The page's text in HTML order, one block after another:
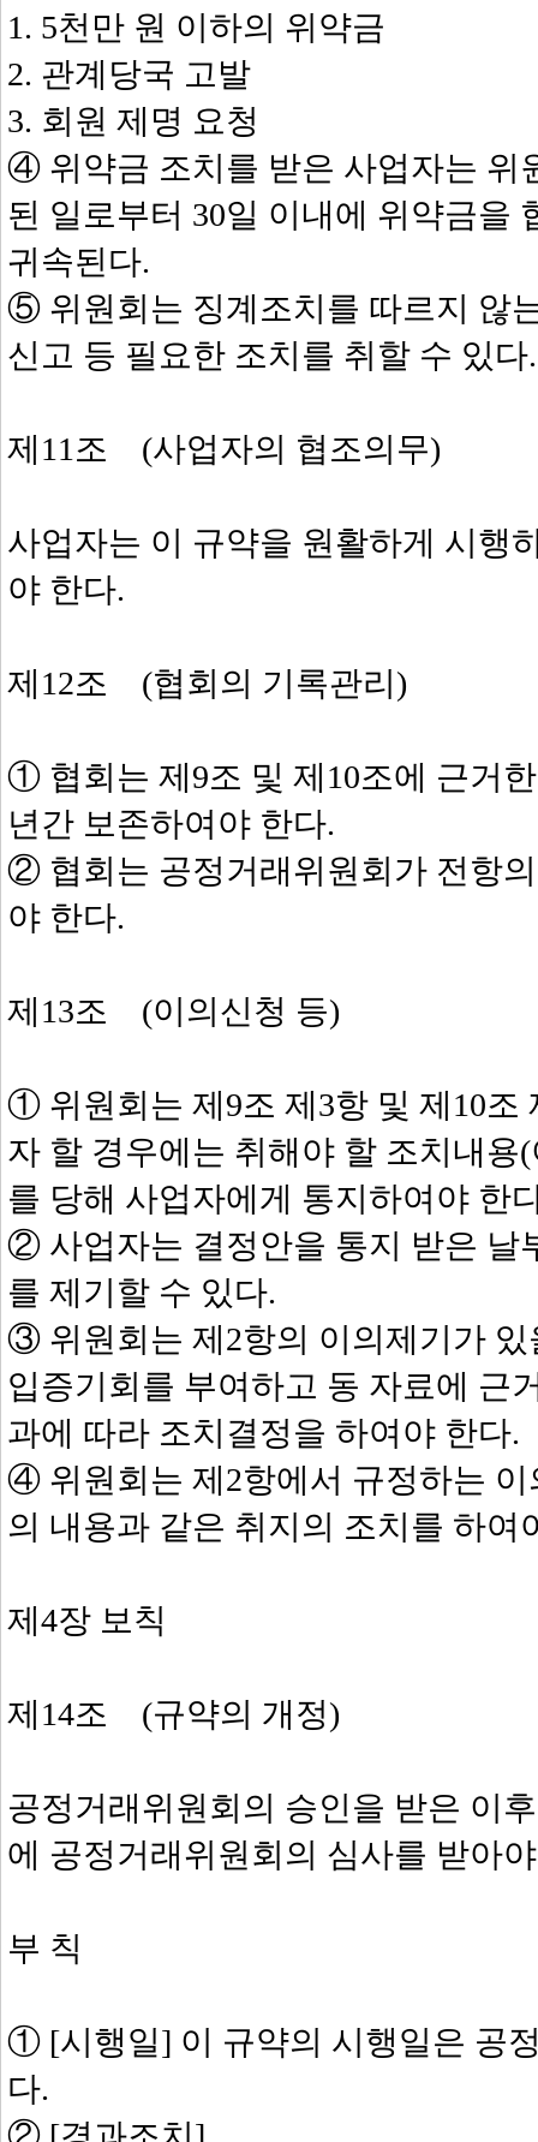
1. 5천만 원 이하의 위약금
2. 관계당국 고발
3. 회원 제명 요청
④ 위약금 조치를 받은 사업자는 위
된 일로부터 30일 이내에 위약금을
귀속된다.
⑤ 위원회는 징계조치를 따르지 않
신고 등 필요한 조치를 취할 수 있다.
제11조 (사업자의 협조의무)
사업자는 이 규약을 원활하게 시행
야 한다.
제12조 (협회의 기록관리)
① 협회는 제9조 및 제10조에 근거
년간 보존하여야 한다.
② 협회는 공정거래위원회가 전항
야 한다.
제13조 (이의신청 등)
① 위원회는 제9조 제3항 및 제10조
자 할 경우에는 취해야 할 조치내
를 당해 사업자에게 통지하여야 한
② 사업자는 결정안을 통지 받은 날
를 제기할 수 있다.
③ 위원회는 제2항의 이의제기가
입증기회를 부여하고 동 자료에 근
과에 따라 조치결정을 하여야 한다.
④ 위원회는 제2항에서 규정하는
의 내용과 같은 취지의 조치를 하여
제4장 보칙
제14조 (규약의 개정)
공정거래위원회의 승인을 받은 이
에 공정거래위원회의 심사를 받아
부 칙
① [시행일] 이 규약의 시행일은 공
다.